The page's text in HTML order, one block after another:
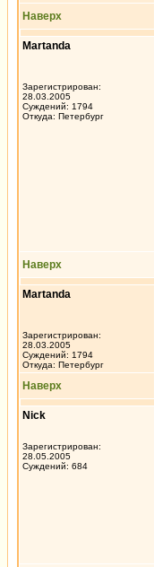
Наверх
Martanda
Зарегистрирован:
28.03.2005
Суждений: 1794
Откуда: Петербург
Наверх
Martanda
Зарегистрирован:
28.03.2005
Суждений: 1794
Откуда: Петербург
Наверх
Nick
Зарегистрирован:
28.05.2005
Суждений: 684